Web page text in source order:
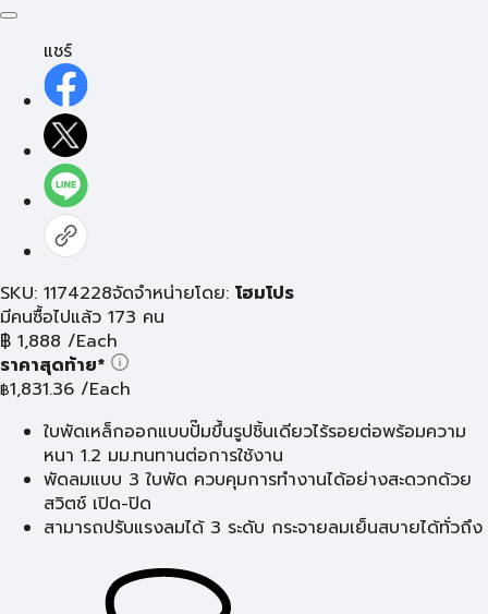
แชร์
SKU: 1174228จัดจำหน่ายโดย: โฮมโปร
มีคนซื้อไปแล้ว 173 คน
฿ 1,888 /Each
ราคาสุดท้าย*
฿1,831.36 /Each
ใบพัดเหล็กออกแบบปั๊มขึ้นรูปชิ้นเดียวไร้รอยต่อพร้อมความ
หนา 1.2 มม.ทนทานต่อการใช้งาน
พัดลมแบบ 3 ใบพัด ควบคุมการทำงานได้อย่างสะดวกด้วย
สวิตช์ เปิด-ปิด
สามารถปรับแรงลมได้ 3 ระดับ กระจายลมเย็นสบายได้ทั่วถึง